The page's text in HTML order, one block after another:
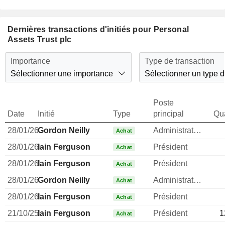
Dernières transactions d'initiés pour Personal
Assets Trust plc
Importance
Sélectionner une importance
Type de transaction
Sélectionner un type
Date Initié Type
Poste
principal
28/01/26Gordon Neilly Achat
Administrateur
28/01/26Iain Ferguson Achat
Président
28/01/26Iain Ferguson Achat
Président
28/01/26Gordon Neilly Achat
Administrateur
28/01/26Iain Ferguson Achat
Président
21/10/25Iain Ferguson Achat Président